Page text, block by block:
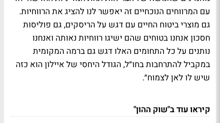
עם המרווחים הנוכחיים זה יאפשר לנו להציג את הרווחיות.
גם מוצרי ביטוח החיים עם דגש על הריסקים, גם פוליסות
חסכון אנחנו בטוחים שהם ישיגו רווחיות נאותה ואנחנו
נותנים על כל התחומים האלו דגש גם ברמה המקומית
במקביל להתרחבות בחו״ל, הגודל היחסי של איילון הוא כזה
שיש לו לאן לצמוח״.
קיראו עוד ב"שוק ההון"